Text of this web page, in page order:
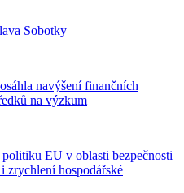
Sobotky
navýšení finančních
na výzkum
EU v oblasti bezpečnosti
zrychlení hospodářské